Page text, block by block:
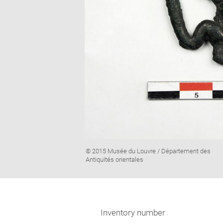
Image
caption:
© 2015 Musée du Louvre / Département des
Antiquités orientales
Inventory number